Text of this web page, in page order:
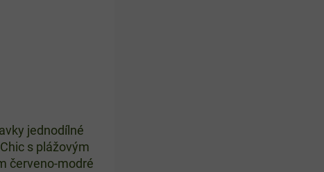
jednodílné
s plážovým
červeno-modré